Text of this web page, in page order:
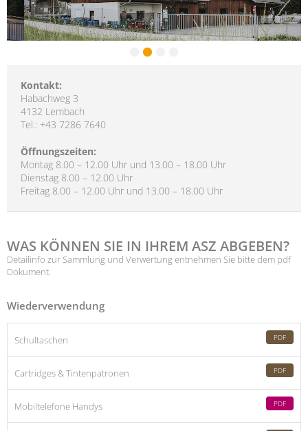
Kontakt:
Habachweg 3
4132 Lembach
Tel.: +43 7286 7640
Öffnungszeiten:
Montag 8.00 – 12.00 Uhr und 13.00 – 18.00 Uhr
Dienstag 8.00 – 12.00 Uhr
Freitag 8.00 – 12.00 Uhr und 13.00 – 18.00 Uhr
WAS KÖNNEN SIE IN IHREM ASZ ABGEBEN?
Detailinfo zur Sammlung und Verwertung entnehmen Sie bitte dem pdf
Dokument.
Wiederverwendung
Schultaschen PDF
Cartridges & Tintenpatronen PDF
Mobiltelefone Handys PDF